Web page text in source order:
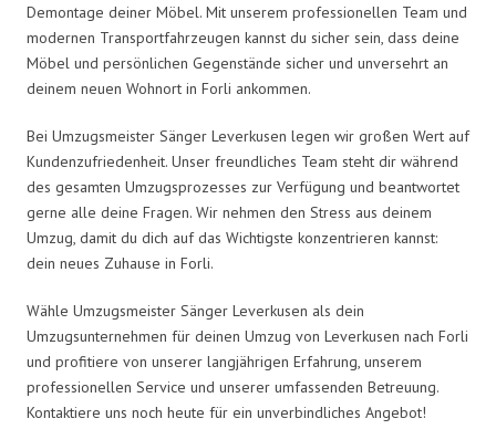
Demontage deiner Möbel. Mit unserem professionellen Team und
modernen Transportfahrzeugen kannst du sicher sein, dass deine
Möbel und persönlichen Gegenstände sicher und unversehrt an
deinem neuen Wohnort in Forli ankommen.
Bei Umzugsmeister Sänger Leverkusen legen wir großen Wert auf
Kundenzufriedenheit. Unser freundliches Team steht dir während
des gesamten Umzugsprozesses zur Verfügung und beantwortet
gerne alle deine Fragen. Wir nehmen den Stress aus deinem
Umzug, damit du dich auf das Wichtigste konzentrieren kannst:
dein neues Zuhause in Forli.
Wähle Umzugsmeister Sänger Leverkusen als dein
Umzugsunternehmen für deinen Umzug von Leverkusen nach Forli
und profitiere von unserer langjährigen Erfahrung, unserem
professionellen Service und unserer umfassenden Betreuung.
Kontaktiere uns noch heute für ein unverbindliches Angebot!